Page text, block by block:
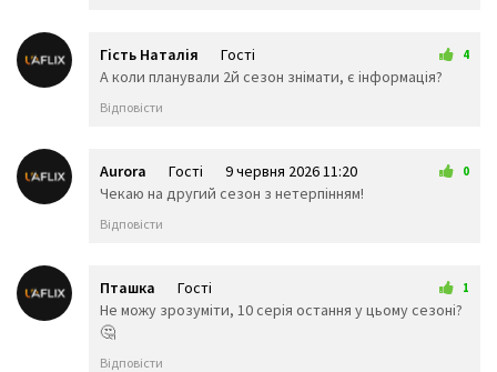
Гість Наталія
Гості
29 трав 2026 12:20
4
А коли планували 2й сезон знімати, є інформація?
Відповісти
Aurora Гості 9 червня 2026 11:20 0
Чекаю на другий сезон з нетерпінням!
Відповісти
Пташка
Гості
11 червня 2026 16:49
1
Не можу зрозуміти, 10 серія остання у цьому сезоні?
🤔
Відповісти